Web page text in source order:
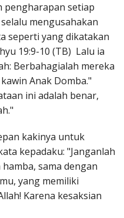
pengharapan setiap
mengusahakan
seperti yang dikatakan
19:9-10 (TB) Lalu ia
Berbahagialah mereka
Anak Domba."
ini adalah benar,
kakinya untuk
kepadaku: "Janganlah
sama dengan
yang memiliki
Karena kesaksian